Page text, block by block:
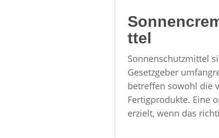
ttel
Sonnenschutzmittel
Gesetzgeber
betreffen sowohl die
Fertigprodukte. Eine
erzielt, wenn das